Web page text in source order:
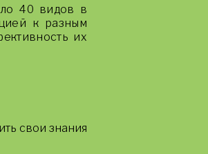
40 видов в
к разным
их
свои знания